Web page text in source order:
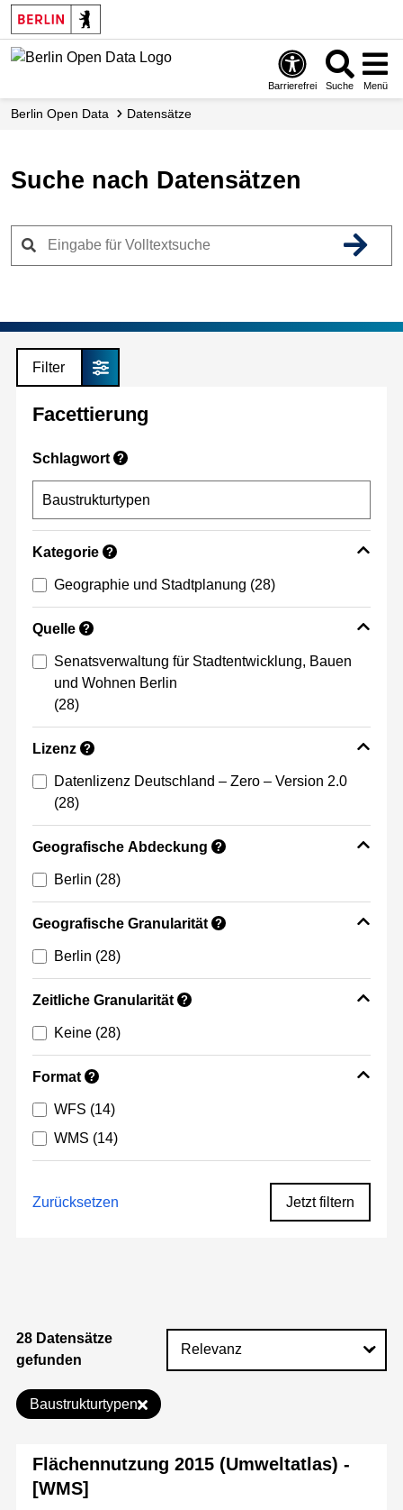
Skip
to
main
Barrierefrei Suche Menü
Berlin Open Data Datensätze
Suche nach Datensätzen
Filter
Facettierung
Schlagwort ?
Kategorie ?
Geographie und Stadtplanung (28)
Quelle ?
Senatsverwaltung für Stadtentwicklung, Bauen
und Wohnen Berlin
(28)
Lizenz ?
Datenlizenz Deutschland – Zero – Version 2.0
(28)
Geografische Abdeckung ?
Berlin (28)
Geografische Granularität ?
Berlin (28)
Zeitliche Granularität ?
Keine (28)
Format ?
WFS (14)
WMS (14)
Zurücksetzen Jetzt filtern
28 Datensätze
gefunden
Baustrukturtypen
Flächennutzung 2015 (Umweltatlas) -
[WMS]